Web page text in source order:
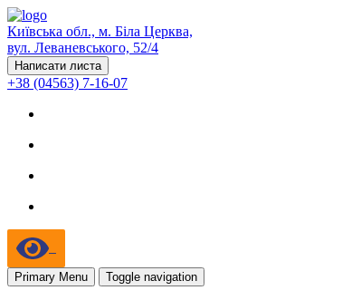
Київська обл., м. Біла Церква,
вул. Леваневського, 52/4
Написати листа
+38 (04563) 7-16-07
Primary Menu Toggle navigation